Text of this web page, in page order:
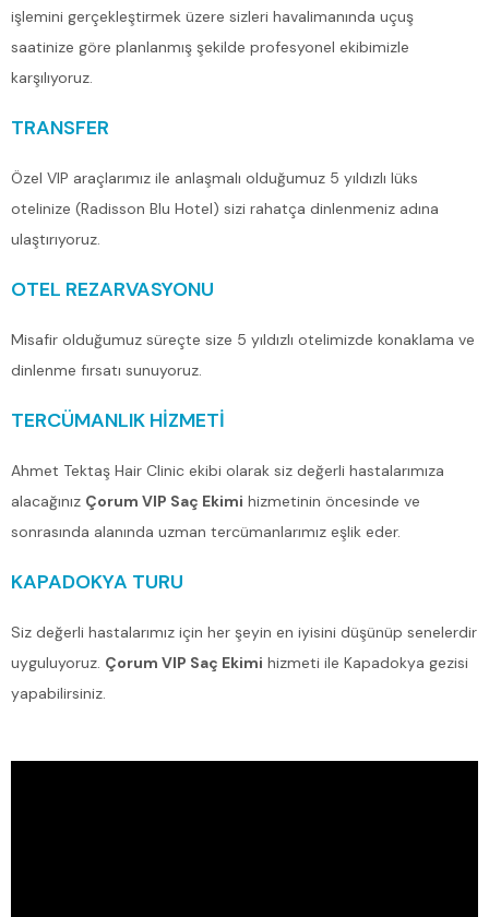
işlemini gerçekleştirmek üzere sizleri havalimanında uçuş
saatinize göre planlanmış şekilde profesyonel ekibimizle
karşılıyoruz.
TRANSFER
Özel VIP araçlarımız ile anlaşmalı olduğumuz 5 yıldızlı lüks
otelinize (Radisson Blu Hotel) sizi rahatça dinlenmeniz adına
ulaştırıyoruz.
OTEL REZARVASYONU
Misafir olduğumuz süreçte size 5 yıldızlı otelimizde konaklama ve
dinlenme fırsatı sunuyoruz.
TERCÜMANLIK HİZMETİ
Ahmet Tektaş Hair Clinic ekibi olarak siz değerli hastalarımıza
alacağınız Çorum VIP Saç Ekimi hizmetinin öncesinde ve
sonrasında alanında uzman tercümanlarımız eşlik eder.
KAPADOKYA TURU
Siz değerli hastalarımız için her şeyin en iyisini düşünüp senelerdir
uyguluyoruz. Çorum VIP Saç Ekimi hizmeti ile Kapadokya gezisi
yapabilirsiniz.